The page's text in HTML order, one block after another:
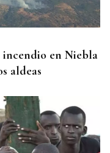
en Niebla
aldeas